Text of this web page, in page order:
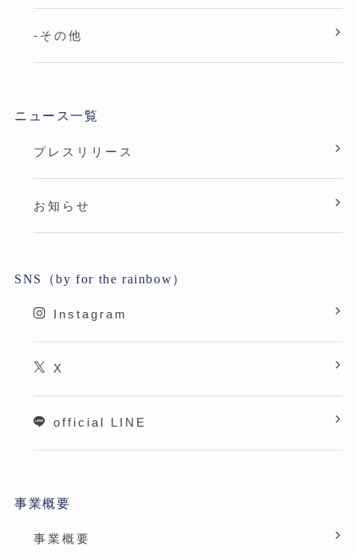
-その他
ニュース一覧
プレスリリース
お知らせ
SNS（by for the rainbow）
Instagram
X
official LINE
事業概要
事業概要